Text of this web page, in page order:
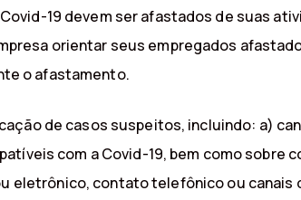
19 devem ser afastados de suas
orientar seus empregados
o afastamento.
de casos suspeitos, incluindo: a)
com a Covid-19, bem como sobre
eletrônico, contato telefônico ou